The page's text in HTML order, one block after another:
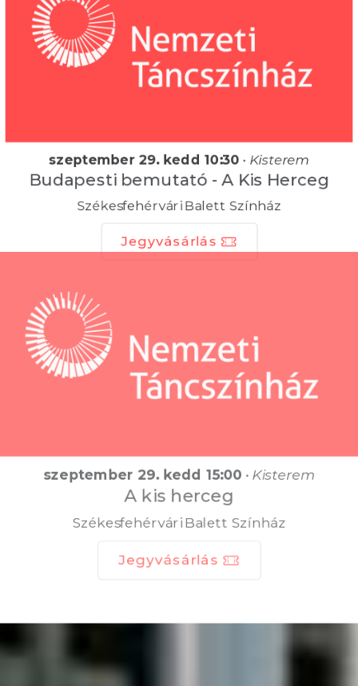
szeptember 29. kedd 10:30• Kisterem
Budapesti bemutató - A Kis Herceg
Székesfehérvári Balett Színház
Jegyvásárlás
szeptember 29. kedd 15:00•Kisterem
A kis herceg
Székesfehérvári Balett Színház